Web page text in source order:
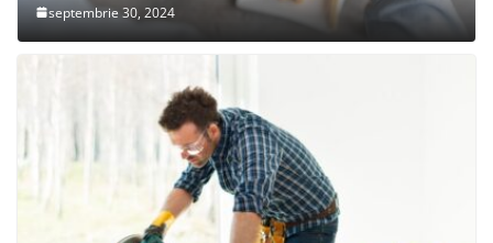
septembrie 30, 2024